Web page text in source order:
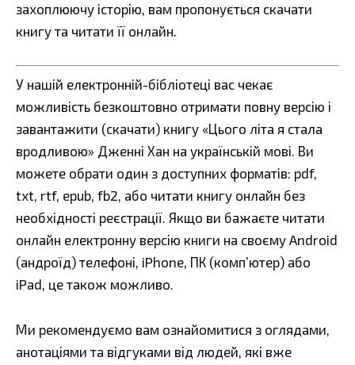
захоплюючу історію, вам пропонується скачати
книгу та читати її онлайн.
У нашій електронній-бібліотеці вас чекає
можливість безкоштовно отримати повну версію і
завантажити (скачати) книгу «Цього літа я стала
вродливою» Дженні Хан на українській мові. Ви
можете обрати один з доступних форматів: pdf,
txt, rtf, epub, fb2, або читати книгу онлайн без
необхідності реєстрації. Якщо ви бажаєте читати
онлайн електронну версію книги на своєму Android
(андроїд) телефоні, iPhone, ПК (комп’ютер) або
iPad, це також можливо.
Ми рекомендуємо вам ознайомитися з оглядами,
анотаціями та відгуками від людей, які вже